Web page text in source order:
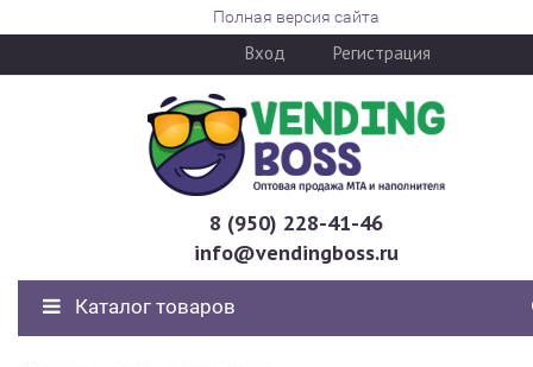
Полная версия сайта
Вход Регистрация
8 (950) 228-41-46
info@vendingboss.ru
Каталог товаров